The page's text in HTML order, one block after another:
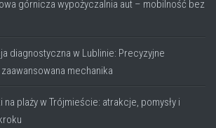
górnicza wypożyczalnia aut – mobilność bez
diagnostyczna w Lublinie: Precyzyjne
mechanika
plaży w Trójmieście: atrakcje, pomysły i